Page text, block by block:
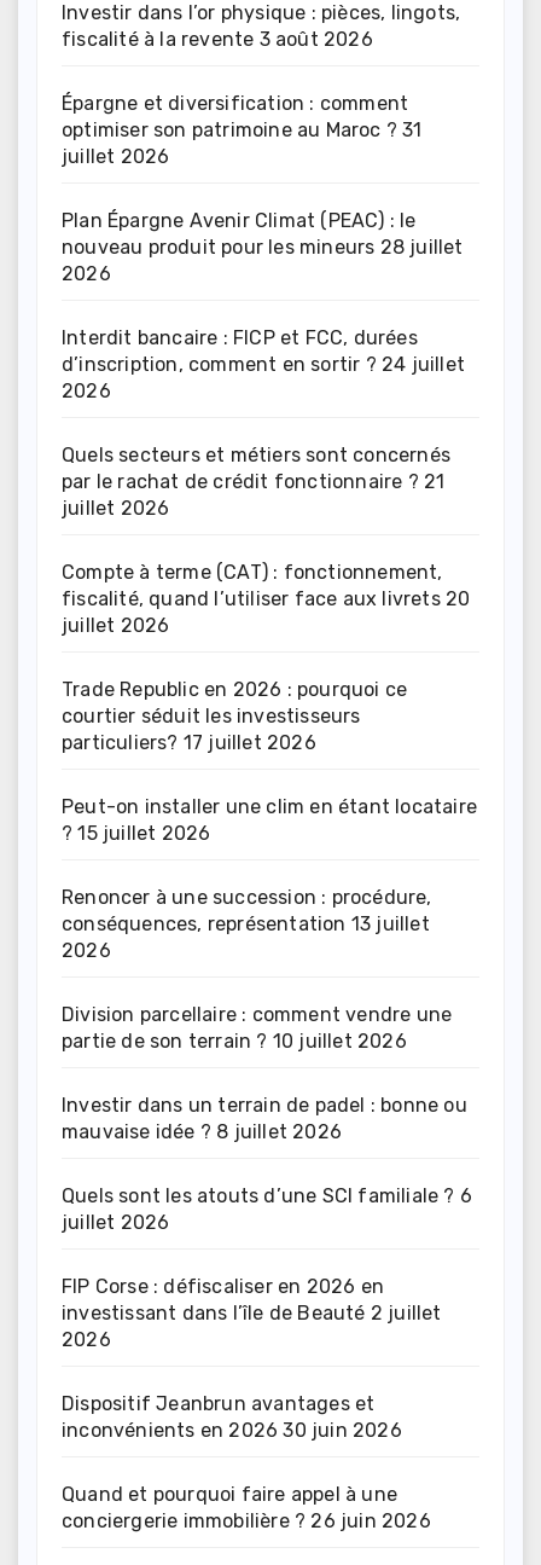
Investir dans l’or physique : pièces, lingots,
fiscalité à la revente 3 août 2026
Épargne et diversification : comment
optimiser son patrimoine au Maroc ? 31
juillet 2026
Plan Épargne Avenir Climat (PEAC) : le
nouveau produit pour les mineurs 28 juillet
2026
Interdit bancaire : FICP et FCC, durées
d’inscription, comment en sortir ? 24 juillet
2026
Quels secteurs et métiers sont concernés
par le rachat de crédit fonctionnaire ? 21
juillet 2026
Compte à terme (CAT) : fonctionnement,
fiscalité, quand l’utiliser face aux livrets 20
juillet 2026
Trade Republic en 2026 : pourquoi ce
courtier séduit les investisseurs
particuliers? 17 juillet 2026
Peut-on installer une clim en étant locataire
? 15 juillet 2026
Renoncer à une succession : procédure,
conséquences, représentation 13 juillet
2026
Division parcellaire : comment vendre une
partie de son terrain ? 10 juillet 2026
Investir dans un terrain de padel : bonne ou
mauvaise idée ? 8 juillet 2026
Quels sont les atouts d’une SCI familiale ? 6
juillet 2026
FIP Corse : défiscaliser en 2026 en
investissant dans l’île de Beauté 2 juillet
2026
Dispositif Jeanbrun avantages et
inconvénients en 2026 30 juin 2026
Quand et pourquoi faire appel à une
conciergerie immobilière ? 26 juin 2026